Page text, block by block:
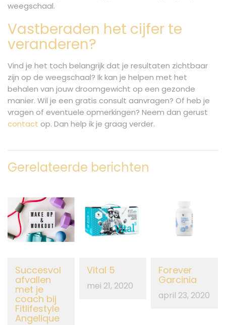
weegschaal.
Vastberaden het cijfer te
veranderen?
Vind je het toch belangrijk dat je resultaten zichtbaar
zijn op de weegschaal? Ik kan je helpen met het
behalen van jouw droomgewicht op een gezonde
manier. Wil je een gratis consult aanvragen? Of heb je
vragen of eventuele opmerkingen? Neem dan gerust
contact op. Dan help ik je graag verder.
Gerelateerde berichten
Succesvol
afvallen
met je
coach bij
Fitlifestyle
Angelique
Vital 5
mei 21, 2020
Forever
Garcinia
april 23, 2020